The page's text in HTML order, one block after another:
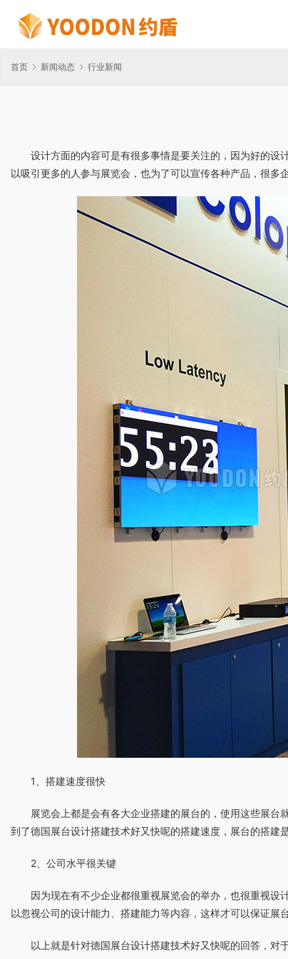
首页 新闻动态 行业新闻
设计方面的内容可是有很多事情是要关注的，因为好的设
以吸引更多的人参与展览会，也为了可以宣传各种产品，很
1、搭建速度很快
展览会上都是会有各大企业搭建的展台的，使用这些展
到了德国展台设计搭建技术好又快呢的搭建速度，展台的搭建
2、公司水平很关键
因为现在有不少企业都很重视展览会的举办，也很重视
以忽视公司的设计能力、搭建能力等内容，这样才可以保证展
以上就是针对德国展台设计搭建技术好又快呢的回答，对